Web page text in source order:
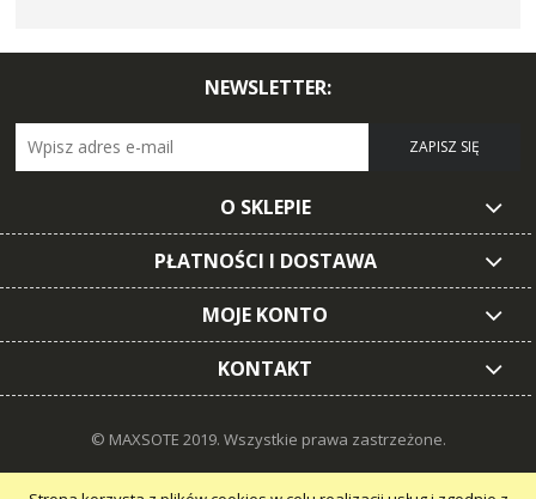
NEWSLETTER:
ZAPISZ SIĘ
O SKLEPIE
PŁATNOŚCI I DOSTAWA
MOJE KONTO
KONTAKT
© MAXSOTE 2019. Wszystkie prawa zastrzeżone.